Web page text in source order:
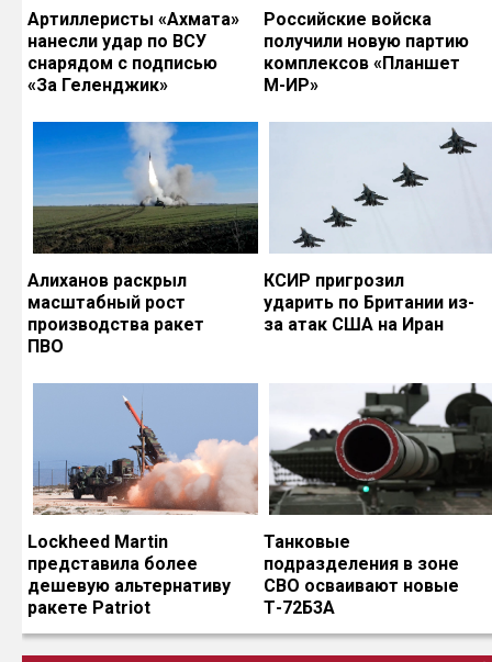
Артиллеристы «Ахмата»
нанесли удар по ВСУ
снарядом с подписью
«За Геленджик»
Российские войска
получили новую партию
комплексов «Планшет
М-ИР»
Алиханов раскрыл
масштабный рост
производства ракет
ПВО
КСИР пригрозил
ударить по Британии из-
за атак США на Иран
Lockheed Martin
представила более
дешевую альтернативу
ракете Patriot
Танковые
подразделения в зоне
СВО осваивают новые
Т-72Б3А